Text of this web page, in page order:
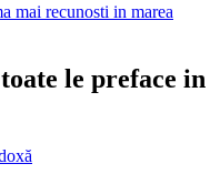
mai recunosti in marea
le preface in